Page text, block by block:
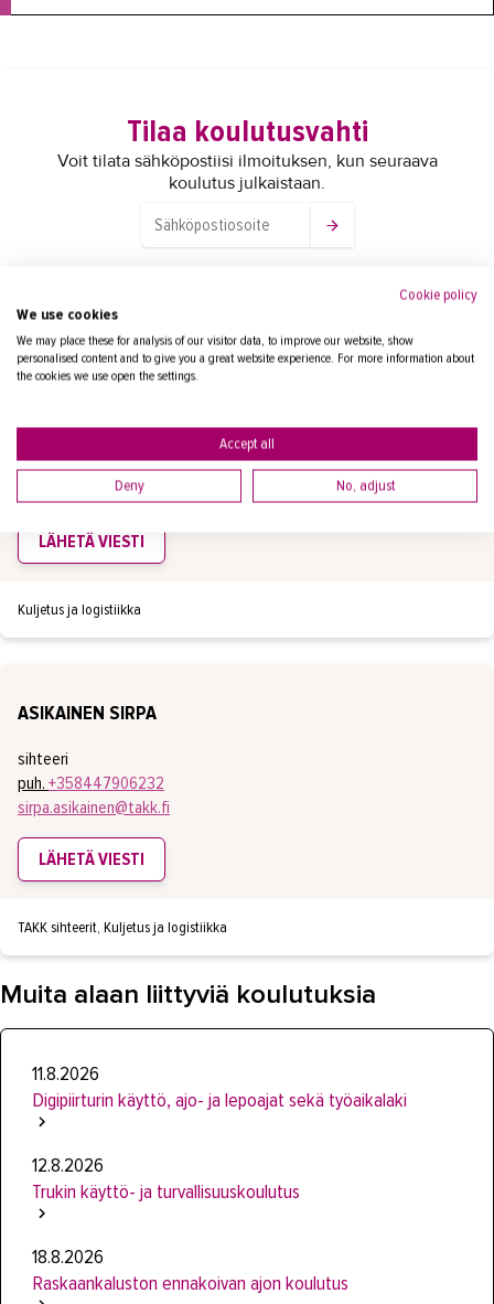
Tilaa koulutusvahti
Voit tilata sähköpostiisi ilmoituksen, kun seuraava
koulutus julkaistaan.
Yhteyshenkilöt
kouluttaja/koulutussuunnittelija
puh.+358447906249
tero.suutarinen@takk.fi
LÄHETÄ VIESTI
Kuljetus ja logistiikka
ASIKAINEN SIRPA
sihteeri
puh. +358447906232
sirpa.asikainen@takk.fi
LÄHETÄ VIESTI
TAKK sihteerit, Kuljetus ja logistiikka
Muita alaan liittyviä koulutuksia
11.8.2026
Digipiirturin käyttö, ajo- ja lepoajat sekä työaikalaki
12.8.2026
Trukin käyttö- ja turvallisuuskoulutus
18.8.2026
Raskaankaluston ennakoivan ajon koulutus
Cookie policy
We use cookies
We may place these for analysis of our visitor data, to improve our website, show
personalised content and to give you a great website experience. For more information about
the cookies we use open the settings.
Accept all
Deny No, adjust